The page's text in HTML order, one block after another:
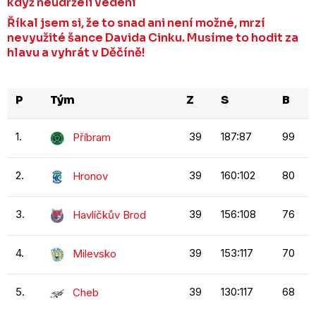
Říkal jsem si, že to snad ani není možné, mrzí
nevyužité šance Davida Cinku. Musíme to hodit za
hlavu a vyhrát v Děčíně!
P Tým Z S B
1. Příbram 39 187:87 99
2. Hronov 39 160:102 80
3. Havlíčkův Brod 39 156:108 76
4. Milevsko 39 153:117 70
5. Cheb 39 130:117 68